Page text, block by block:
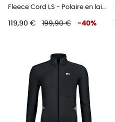
Fleece Cord LS - Polaire en laine mérinos femme
119,90 € 199,90 € -40%